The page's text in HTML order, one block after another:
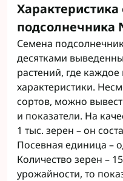
подсолнечника
Семена
десятками
растений, где
характеристики.
сортов, можно
и показатели. На
1 тыс. зерен – он
Посевная единица –
Количество зерен –
урожайности, то